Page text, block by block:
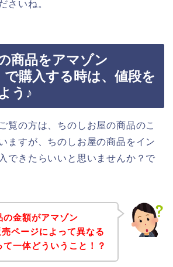
さいね。
商品をアマゾン
で購入する時は、値段を
う♪
覧の方は、ちのしお屋の商品のこ
ますが、ちのしお屋の商品をイン
できたらいいと思いませんか？で
の金額がアマゾン
ページによって異なる
一体どういうこと！？